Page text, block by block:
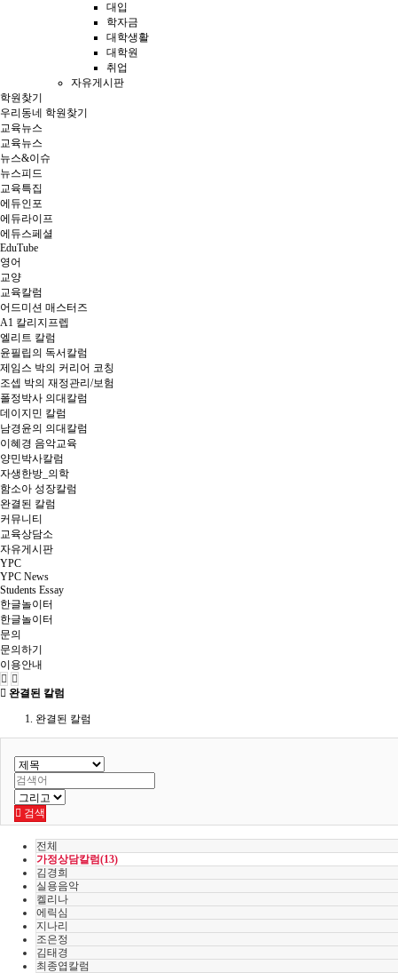
대입
학자금
대학생활
대학원
취업
자유게시판
학원찾기
우리동네 학원찾기
교육뉴스
교육뉴스
뉴스&이슈
뉴스피드
교육특집
에듀인포
에듀라이프
에듀스페셜
EduTube
영어
교양
교육칼럼
어드미션 매스터즈
A1 칼리지프렙
엘리트 칼럼
윤필립의 독서칼럼
제임스 박의 커리어 코칭
조셉 박의 재정관리/보험
폴정박사 의대칼럼
데이지민 칼럼
남경윤의 의대칼럼
이혜경 음악교육
양민박사칼럼
자생한방_의학
함소아 성장칼럼
완결된 칼럼
커뮤니티
교육상담소
자유게시판
YPC
YPC News
Students Essay
한글놀이터
한글놀이터
문의
문의하기
이용안내
완결된 칼럼
완결된 칼럼
검색
전체
가정상담칼럼(13)
김경희
실용음악
켈리나
에릭심
지나리
조은정
김태경
최종엽칼럼